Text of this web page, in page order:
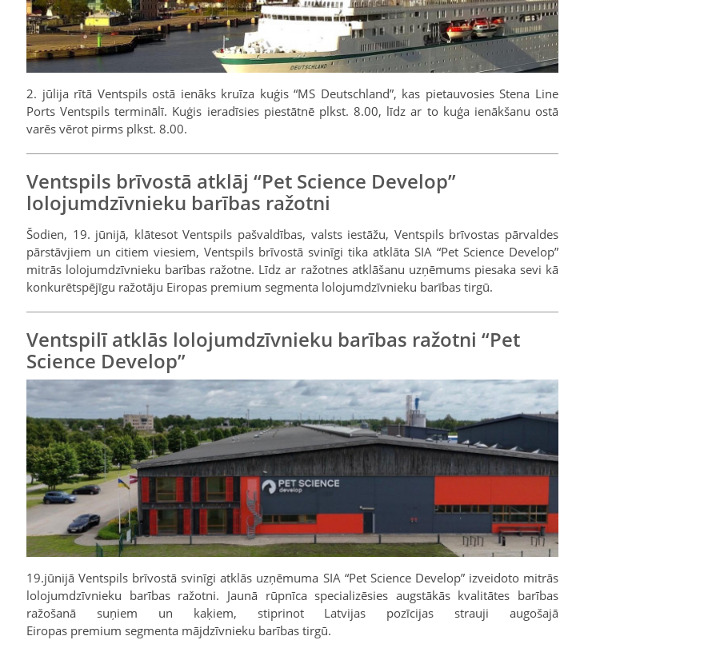
2. jūlija rītā Ventspils ostā ienāks kruīza kuģis “MS Deutschland”, kas pietauvosies Stena Line
Ports Ventspils terminālī. Kuģis ieradīsies piestātnē plkst. 8.00, līdz ar to kuģa ienākšanu ostā
varēs vērot pirms plkst. 8.00.
Ventspils brīvostā atklāj “Pet Science Develop”
lolojumdzīvnieku barības ražotni
Šodien, 19. jūnijā, klātesot Ventspils pašvaldības, valsts iestāžu, Ventspils brīvostas pārvaldes
pārstāvjiem un citiem viesiem, Ventspils brīvostā svinīgi tika atklāta SIA “Pet Science Develop”
mitrās lolojumdzīvnieku barības ražotne. Līdz ar ražotnes atklāšanu uzņēmums piesaka sevi kā
konkurētspējīgu ražotāju Eiropas premium segmenta lolojumdzīvnieku barības tirgū.
Ventspilī atklās lolojumdzīvnieku barības ražotni “Pet
Science Develop”
19.jūnijā Ventspils brīvostā svinīgi atklās uzņēmuma SIA “Pet Science Develop” izveidoto mitrās
lolojumdzīvnieku barības ražotni. Jaunā rūpnīca specializēsies augstākās kvalitātes barības
ražošanā suņiem un kaķiem, stiprinot Latvijas pozīcijas strauji augošajā
Eiropas premium segmenta mājdzīvnieku barības tirgū.